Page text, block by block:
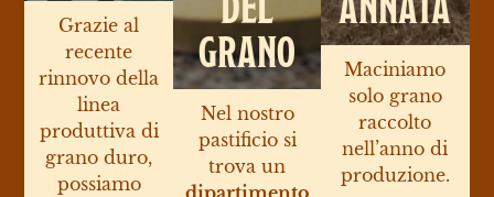
Grazie al
recente
rinnovo della
linea
produttiva di
grano duro,
possiamo
GRANO
Nel nostro
pastificio si
trova un
dipartimento
Maciniamo
solo grano
raccolto
nell’anno di
produzione.